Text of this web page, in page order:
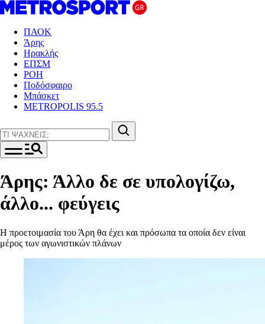
ΠΑΟΚ
Άρης
Ηρακλής
ΕΠΣΜ
ΡΟΗ
Ποδόσφαιρο
Μπάσκετ
METROPOLIS 95.5
Άρης: Άλλο δε σε υπολογίζω,
άλλο... φεύγεις
Η προετοιμασία του Άρη θα έχει και πρόσωπα τα οποία δεν είναι
μέρος των αγωνιστικών πλάνων